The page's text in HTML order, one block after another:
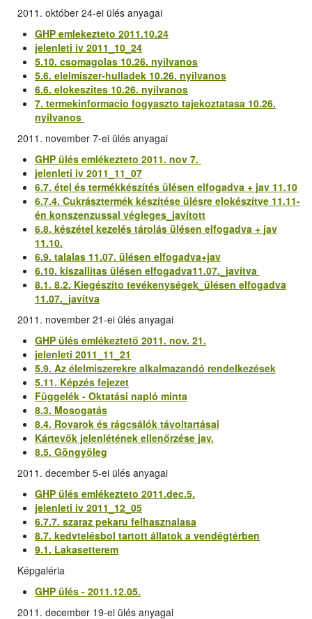
2011. október 24-ei ülés anyagai
GHP emlekezteto 2011.10.24
jelenleti iv 2011_10_24
5.10. csomagolas 10.26. nyilvanos
5.6. elelmiszer-hulladek 10.26. nyilvanos
6.6. elokeszites 10.26. nyilvanos
7. termekinformacio fogyaszto tajekoztatasa 10.26.
nyilvanos
2011. november 7-ei ülés anyagai
GHP ülés emlékezteto 2011. nov 7.
jelenleti iv 2011_11_07
6.7. étel és termékkészítés ülésen elfogadva + jav 11.10
6.7.4. Cukrásztermék készítése ülésre elokészítve 11.11-
én konszenzussal végleges_javított
6.8. készétel kezelés tárolás ülésen elfogadva + jav
11.10.
6.9. talalas 11.07. ülésen elfogadva+jav
6.10. kiszallitas ülésen elfogadva11.07._javítva
8.1. 8.2. Kiegészíto tevékenységek_ülésen elfogadva
11.07._javítva
2011. november 21-ei ülés anyagai
GHP ülés emlékeztető 2011. nov. 21.
jelenleti 2011_11_21
5.9. Az élelmiszerekre alkalmazandó rendelkezések
5.11. Képzés fejezet
Függelék - Oktatási napló minta
8.3. Mosogatás
8.4. Rovarok és rágcsálók távoltartásai
Kártevők jelenlétének ellenőrzése jav.
8.5. Göngyöleg
2011. december 5-ei ülés anyagai
GHP ülés emlékezteto 2011.dec.5.
jelenleti iv 2011_12_05
6.7.7. szaraz pekaru felhasznalasa
8.7. kedvtelésbol tartott állatok a vendégtérben
9.1. Lakasetterem
Képgaléria
GHP ülés - 2011.12.05.
2011. december 19-ei ülés anyagai